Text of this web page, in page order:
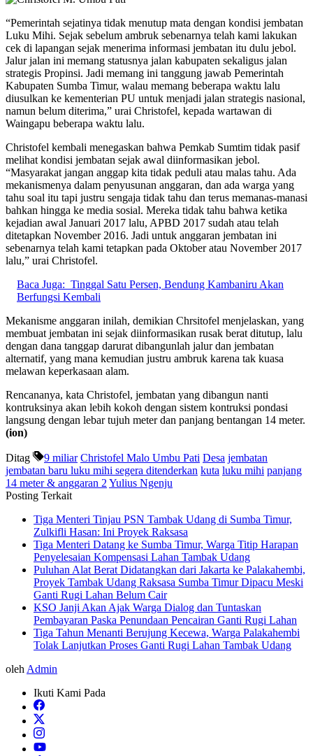
“Pemerintah sejatinya tidak menutup mata dengan kondisi jembatan
Luku Mihi. Sejak sebelum ambruk sebenarnya telah kami lakukan
cek di lapangan sejak menerima informasi jembatan itu dulu jebol.
Jalur jalan ini memang statusnya jalan kabupaten sekaligus jalan
strategis Propinsi. Jadi memang ini tanggung jawab Pemerintah
Kabupaten Sumba Timur, walau memang beberapa waktu lalu
diusulkan ke kementerian PU untuk menjadi jalan strategis nasional,
namun belum diterima,” urai Christofel, kepada wartawan di
Waingapu beberapa waktu lalu.
Christofel kembali menegaskan bahwa Pemkab Sumtim tidak pasif
melihat kondisi jembatan sejak awal diinformasikan jebol.
“Masyarakat jangan anggap kita tidak peduli atau malas tahu. Ada
mekanismenya dalam penyusunan anggaran, dan ada warga yang
tahu soal itu tapi justru sengaja tidak tahu dan terus memanas-manasi
bahkan hingga ke media sosial. Mereka tidak tahu bahwa ketika
kejadian awal Januari 2017 lalu, APBD 2017 sudah atau telah
ditetapkan November 2016. Jadi untuk anggaran jembatan ini
sebenarnya telah kami tetapkan pada Oktober atau November 2017
lalu,” urai Christofel.
Baca Juga: Tinggal Satu Persen, Bendung Kambaniru Akan
Berfungsi Kembali
Mekanisme anggaran inilah, demikian Chrsitofel menjelaskan, yang
membuat jembatan ini sejak diinformasikan rusak berat ditutup, lalu
dengan dana tanggap darurat dibangunlah jalur dan jembatan
alternatif, yang mana kemudian justru ambruk karena tak kuasa
melawan keperkasaan alam.
Rencananya, kata Christofel, jembatan yang dibangun nanti
kontruksinya akan lebih kokoh dengan sistem kontruksi pondasi
langsung dengan lebar tujuh meter dan panjang bentangan 14 meter.
(ion)
Ditag 9 miliar Christofel Malo Umbu Pati Desa jembatan
jembatan baru luku mihi segera ditenderkan kuta luku mihi panjang
14 meter & anggaran 2 Yulius Ngenju
Posting Terkait
Tiga Menteri Tinjau PSN Tambak Udang di Sumba Timur,
Zulkifli Hasan: Ini Proyek Raksasa
Tiga Menteri Datang ke Sumba Timur, Warga Titip Harapan
Penyelesaian Kompensasi Lahan Tambak Udang
Puluhan Alat Berat Didatangkan dari Jakarta ke Palakahembi,
Proyek Tambak Udang Raksasa Sumba Timur Dipacu Meski
Ganti Rugi Lahan Belum Cair
KSO Janji Akan Ajak Warga Dialog dan Tuntaskan
Pembayaran Paska Penundaan Pencairan Ganti Rugi Lahan
Tiga Tahun Menanti Berujung Kecewa, Warga Palakahembi
Tolak Lanjutkan Proses Ganti Rugi Lahan Tambak Udang
oleh Admin
Ikuti Kami Pada